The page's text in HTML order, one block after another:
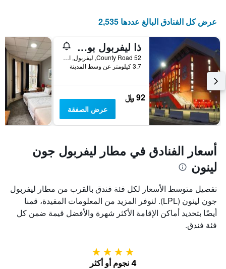
عرض كل الفنادق البالغ عددها 2,535
ذا ليفربول بود - هوستل
52 County Road, ليفربول, المملكة المتحدة
3.7 كيلومتر عن وسط المدينة
92 ﷼
عرض الصفقة
أسعار الفنادق في مطار ليفربول جون
لينون
تفصيل متوسط الأسعار لكل فئة فندق بالقرب من مطار ليفربول
جون لينون (LPL). لنوفر المزيد من المعلومات المفيدة، قمنا
أيضًا بتحديد أماكن الإقامة الأكثر شهرة والأفضل قيمة ضمن كل
فئة فندق.
4 نجوم
4 نجوم أو أكثر